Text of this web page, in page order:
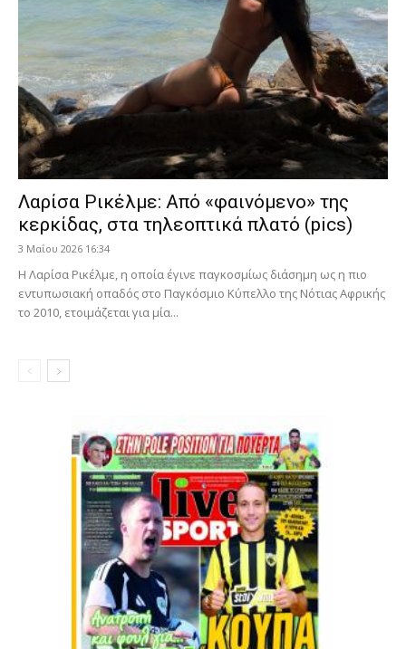
Λαρίσα Ρικέλμε: Από «φαινόμενο» της
κερκίδας, στα τηλεοπτικά πλατό (pics)
3 Μαΐου 2026 16:34
Η Λαρίσα Ρικέλμε, η οποία έγινε παγκοσμίως διάσημη ως η πιο
εντυπωσιακή οπαδός στο Παγκόσμιο Κύπελλο της Νότιας Αφρικής
το 2010, ετοιμάζεται για μία...